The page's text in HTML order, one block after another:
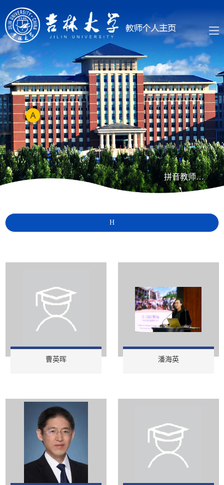
拼音教师列表
H
曹英晖 潘海英